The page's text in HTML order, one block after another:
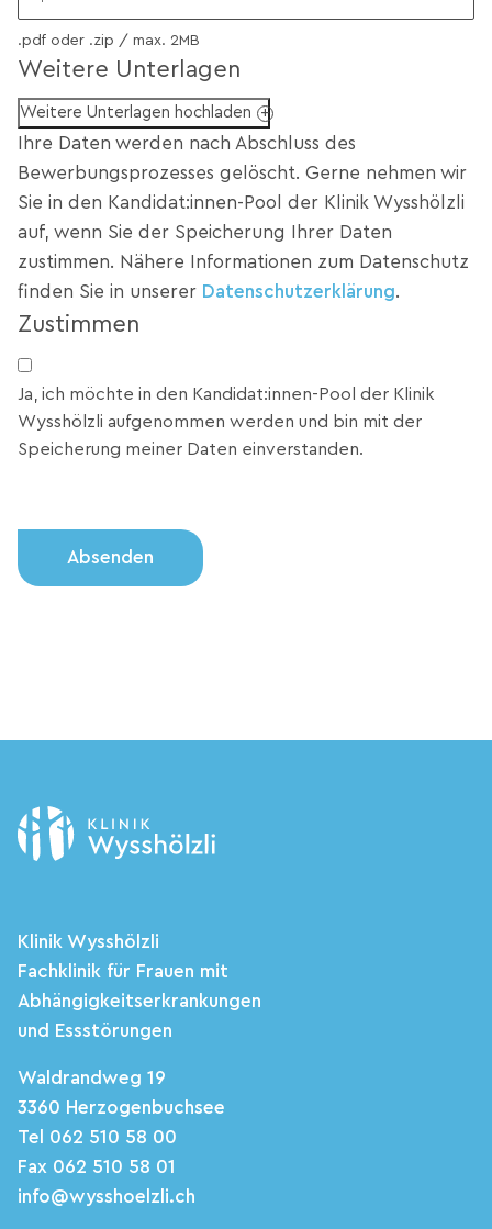
.pdf oder .zip / max. 2MB
Weitere Unterlagen hochladen
Weitere Unterlagen
Ihre Daten werden nach Abschluss des
Bewerbungsprozesses gelöscht. Gerne nehmen wir
Sie in den Kandidat:innen-Pool der Klinik Wysshölzli
auf, wenn Sie der Speicherung Ihrer Daten
zustimmen. Nähere Informationen zum Datenschutz
finden Sie in unserer Datenschutzerklärung.
Ja, ich möchte in den Kandidat:innen-Pool der Klinik
Wysshölzli aufgenommen werden und bin mit der
Speicherung meiner Daten einverstanden.
Zustimmen
Absenden
Klinik Wysshölzli
Fachklinik für Frauen mit
Abhängigkeitserkrankungen
und Essstörungen
Waldrandweg 19
3360 Herzogenbuchsee
Tel 062 510 58 00
Fax 062 510 58 01
info@wysshoelzli.ch